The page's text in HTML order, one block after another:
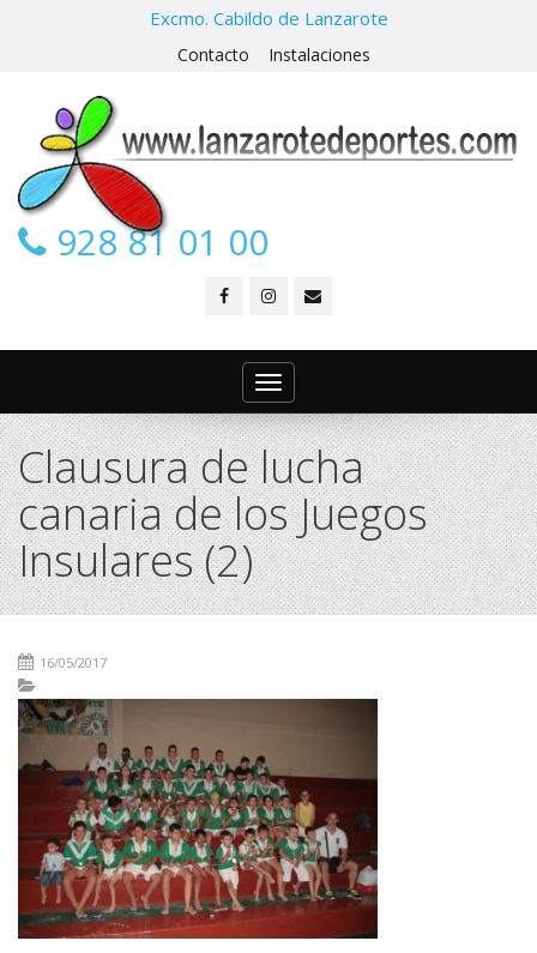
Excmo. Cabildo de Lanzarote
Contacto Instalaciones
928 81 01 00
Toggle
navigation
Clausura de lucha
canaria de los Juegos
Insulares (2)
16/05/2017